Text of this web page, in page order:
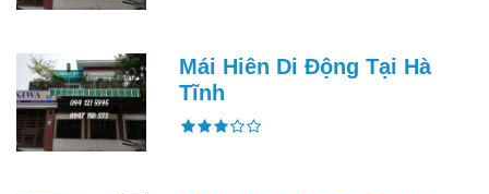
Mái Hiên Di Động Tại Hà
Tĩnh